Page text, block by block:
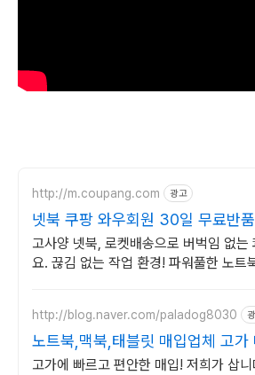
http://m.coupang.com 광고
넷북 쿠팡 와우회원 30일 무료반품
고사양 넷북, 로켓배송으로 버벅임 없는
요. 끊김 없는 작업 환경! 파워풀한 노트
http://blog.naver.com/paladog8030
노트북,맥북,태블릿 매입업체 고가
입 회사
고가에 빠르고 편안한 매입! 저희가 삽